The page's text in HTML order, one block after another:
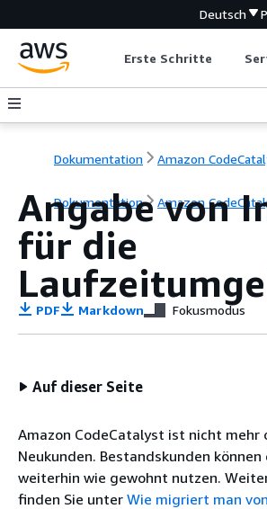
Deutsch
Erste Schritte
Dokumentation Amazon
Dokumentation Amazon
Angabe von
für die
PDF Markdown Fokusmodus
Auf dieser Seite
Amazon CodeCatalyst ist nicht
Neukunden. Bestandskunden können
weiterhin wie gewohnt nutzen.
finden Sie unter Wie migriert man